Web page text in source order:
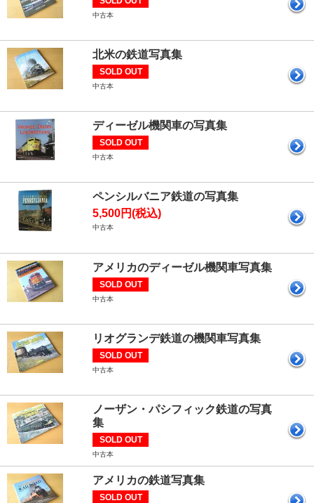
中古本
北米の鉄道写真集
SOLD OUT
中古本
ディーゼル機関車の写真集
SOLD OUT
中古本
ペンシルバニア鉄道の写真集
5,500円(税込)
中古本
アメリカのディーゼル機関車写真集
SOLD OUT
中古本
リオグランデ鉄道の機関車写真集
SOLD OUT
中古本
ノーザン・パシフィック鉄道の写真
集
SOLD OUT
中古本
アメリカの鉄道写真集
SOLD OUT